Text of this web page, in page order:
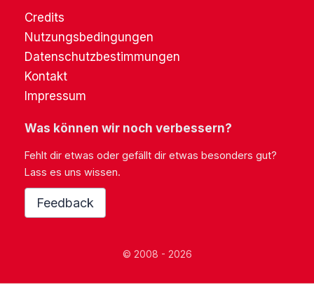
Credits
Nutzungsbedingungen
Datenschutzbestimmungen
Kontakt
Impressum
Was können wir noch verbessern?
Fehlt dir etwas oder gefällt dir etwas besonders gut?
Lass es uns wissen.
Feedback
© 2008 - 2026